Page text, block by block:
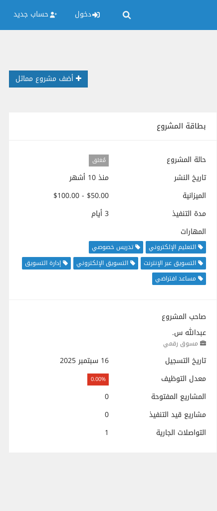
دخول حساب جديد
أضف مشروع مماثل
بطاقة المشروع
حالة المشروع مُغلق
تاريخ النشر
منذ 10 أشهر
الميزانية
$50.00 - $100.00
مدة التنفيذ
3 أيام
المهارات
التعليم الإلكتروني
تدريس خصوصي
التسويق عبر الإنترنت
التسويق الإلكتروني
إدارة التسويق
مساعد افتراضي
صاحب المشروع
عبدالله س.
مسوق رقمي
تاريخ التسجيل
16 سبتمبر 2025
معدل التوظيف
0.00%
المشاريع المفتوحة
0
مشاريع قيد التنفيذ
0
التواصلات الجارية
1